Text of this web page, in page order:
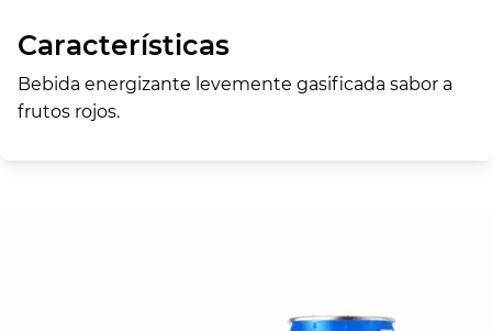
Características
Bebida energizante levemente gasificada sabor a
frutos rojos.